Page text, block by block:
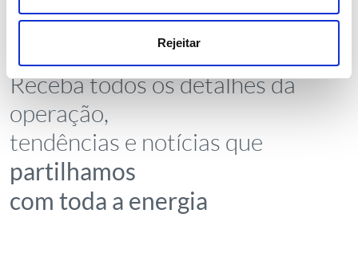
Rejeitar
NEWSLETTER
Receba todos os detalhes da
operação,
tendências e notícias que
partilhamos
com toda a energia